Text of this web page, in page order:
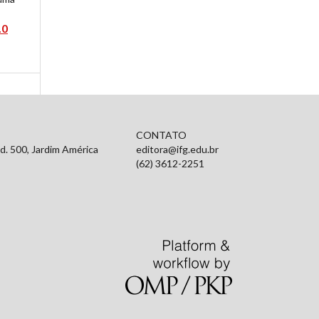
500, Jardim América
CONTATO
editora@ifg.edu.br
(62) 3612-2251